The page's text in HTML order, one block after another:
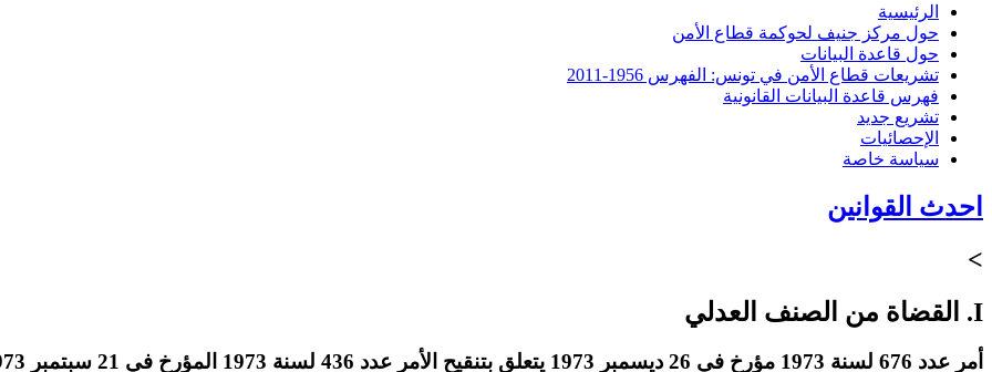
الرئيسية
حول مركز جنيف لحوكمة قطاع الأمن
حول قاعدة البيانات
تشريعات قطاع الأمن في تونس: الفهرس 1956-2011
فهرس قاعدة البيانات القانونية
تشريع جديد
الإحصائيات
سياسة خاصة
احدث القوانين
>
I. القضاة من الصنف العدلي